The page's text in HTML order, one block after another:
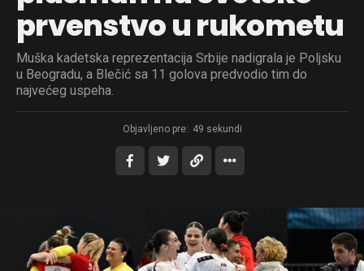
prvenstvo u rukometu
Muška kadetska reprezentacija Srbije nadigrala je Poljsku
u Beogradu, a Blečić sa 11 golova predvodio tim do
najvećeg uspeha.
Objavljeno pre: 49 sekundi